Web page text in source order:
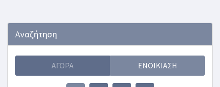
Αναζήτηση
ΑΓΟΡΆ ΕΝΟΙΚΊΑΣΗ